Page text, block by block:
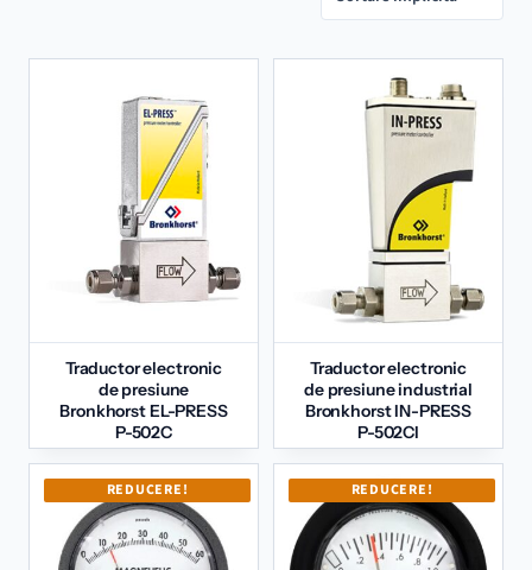
Traductor electronic
de presiune
Bronkhorst EL-PRESS
P-502C
Traductor electronic
de presiune industrial
Bronkhorst IN-PRESS
P-502CI
REDUCERE! REDUCERE!